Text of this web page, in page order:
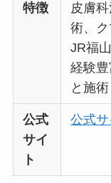
特徴
皮膚
術、
JR福
経験
と施術
公式
サイ
ト
公式